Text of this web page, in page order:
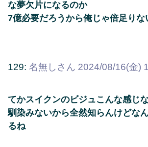
な夢欠片になるのか
7億必要だろうから俺じゃ倍足りな
129: 名無しさん 2024/08/16(金)
てかスイクンのビジュこんな感じ
馴染みないから全然知らんけどな
るね